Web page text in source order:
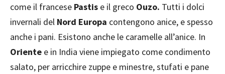
come il francese Pastis e il greco Ouzo. Tutti i dolci
invernali del Nord Europa contengono anice, e spesso
anche i pani. Esistono anche le caramelle all’anice. In
Oriente e in India viene impiegato come condimento
salato, per arricchire zuppe e minestre, stufati e pane